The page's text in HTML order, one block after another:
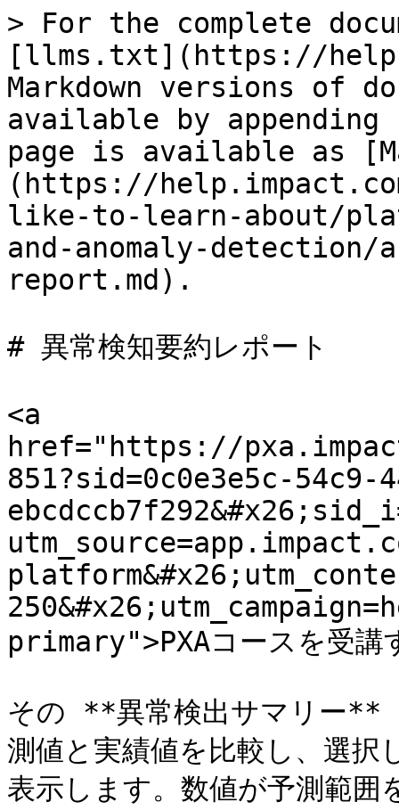
> For the complete
[llms.txt](https://
Markdown versions of
available by
page is available as
(https://
like-to-learn-about/
and-anomaly-detection/
report.md).
# 異常検知要約レポート
<a
href="https://
851?sid=0c0e3e5c-54c9-
primary">PXAコースを受講
その **異常検出サマリー**
測値と実績値を比較し、選択
表示します。数値が予測範囲